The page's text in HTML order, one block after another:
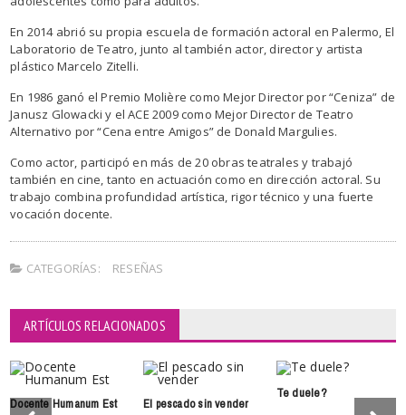
En 2014 abrió su propia escuela de formación actoral en Palermo, El
Laboratorio de Teatro, junto al también actor, director y artista
plástico Marcelo Zitelli.
En 1986 ganó el Premio Molière como Mejor Director por “Ceniza” de
Janusz Glowacki y el ACE 2009 como Mejor Director de Teatro
Alternativo por “Cena entre Amigos” de Donald Margulies.
Como actor, participó en más de 20 obras teatrales y trabajó
también en cine, tanto en actuación como en dirección actoral. Su
trabajo combina profundidad artística, rigor técnico y una fuerte
vocación docente.
CATEGORÍAS: RESEÑAS
ARTÍCULOS RELACIONADOS
Docente Humanum Est El pescado sin vender
Te duele?